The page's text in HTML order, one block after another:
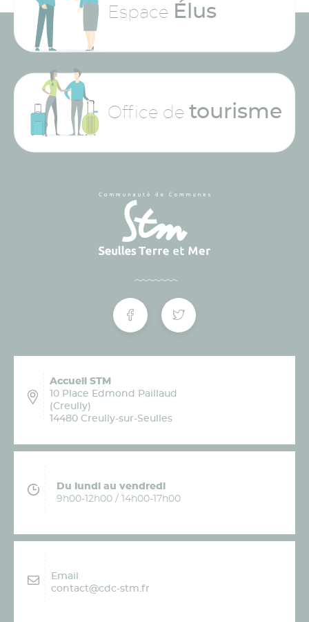
Espace Élus
Office de tourisme
Accueil STM
10 Place Edmond Paillaud
(Creully)
14480 Creully-sur-Seulles
Du lundi au vendredi
9h00-12h00 / 14h00-17h00
Email
contact@cdc-stm.fr